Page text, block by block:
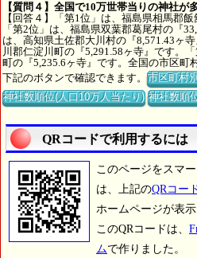
【質問４】全国で10万世帯当りの神社が
【回答４】「第1位」は、福島県相馬郡
「第2位」は、福島県双葉郡葛尾村の『
は、高知県土佐郡大川村の『8,571.43ヶ
川郡仁淀川町の『5,291.58ヶ寺』です。
町の『5,235.6ヶ寺』です。全国の市区町
下記のボタンで確認できます。市区町村
神社数順位(人口10万人当たり) 神社数順
QRコードで利用するには
このページをスマ
は、上記のQRコー
ホームページが表示
このQRコードは、
ムで作りました。